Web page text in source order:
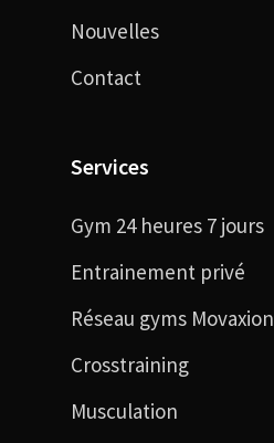
Nouvelles
Contact
Services
Gym 24 heures 7 jours
Entrainement privé
Réseau gyms Movaxion
Crosstraining
Musculation